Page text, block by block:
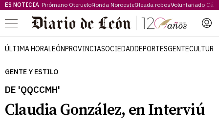
ES NOTICIA Pirómano OterueloRonda NoroesteOleada robosVoluntariado
Menú
ÚLTIMA HORALEÓNPROVINCIASOCIEDADDEPORTESGENTECULTURA
GENTE Y ESTILO
DE 'QQCCMH'
Claudia González, en Interviú